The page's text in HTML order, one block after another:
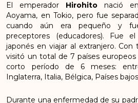
El emperador Hirohito nació
Aoyama, en Tokio, pero fue
cuando aún era pequeño y
preceptores (educadores). Fue
japonés en viajar al extranjero. Con
visitó un total de 7 países
corto período de 6 meses:
Inglaterra, Italia, Bélgica, Países
Durante una enfermedad de su